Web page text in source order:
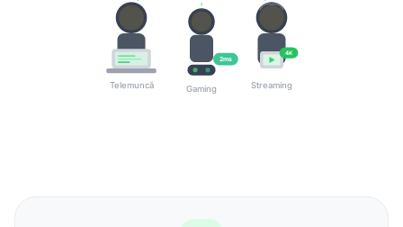
Telemuncă
2ms
Gaming
4K
Streaming